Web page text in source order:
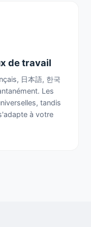
de travail
日本語, 한국
Les
tandis
à votre